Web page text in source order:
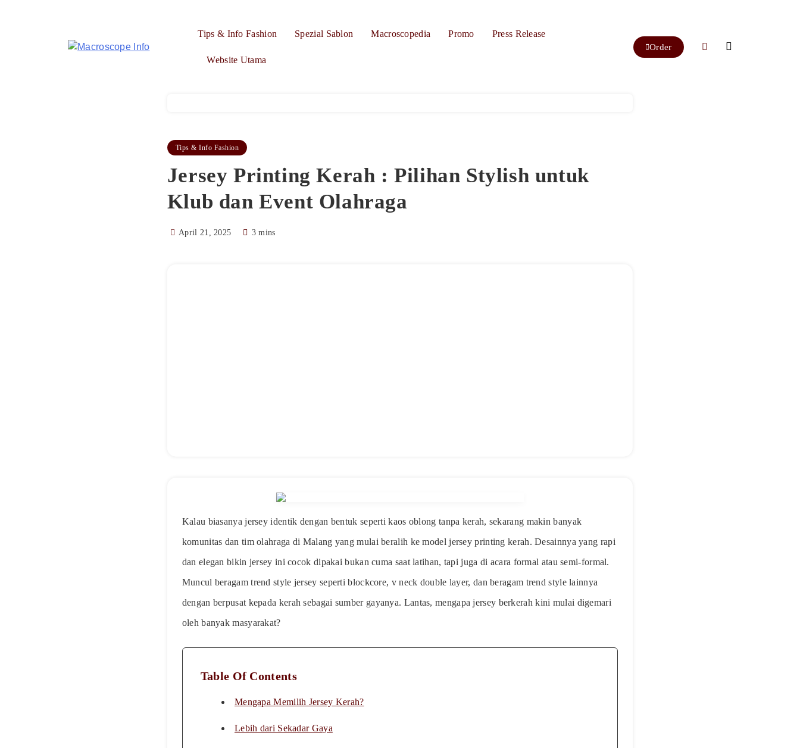
Macroscope Info
Tips & Info Fashion Spezial Sablon Macroscopedia Promo Press Release
Website Utama
Order
Tips & Info Fashion
Jersey Printing Kerah : Pilihan Stylish untuk
Klub dan Event Olahraga
April 21, 2025 3 mins
Kalau biasanya jersey identik dengan bentuk seperti kaos oblong tanpa kerah, sekarang makin banyak
komunitas dan tim olahraga di Malang yang mulai beralih ke model jersey printing kerah. Desainnya yang rapi
dan elegan bikin jersey ini cocok dipakai bukan cuma saat latihan, tapi juga di acara formal atau semi-formal.
Muncul beragam trend style jersey seperti blockcore, v neck double layer, dan beragam trend style lainnya
dengan berpusat kepada kerah sebagai sumber gayanya. Lantas, mengapa jersey berkerah kini mulai digemari
oleh banyak masyarakat?
Table Of Contents
Mengapa Memilih Jersey Kerah?
Lebih dari Sekadar Gaya